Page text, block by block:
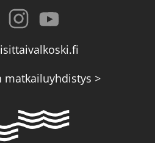
matkailuyhdistys >